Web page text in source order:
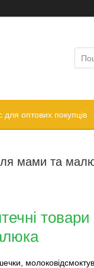
для оптових покупців
мами та